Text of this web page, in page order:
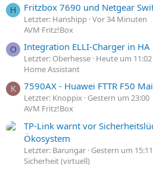
H Fritzbox 7690 und Netgear
Letzter: Hanshipp Vor 34 Minuten
AVM Fritz!Box
O Integration ELLI-Charger in HA
Letzter: Oberhesse Heute um 11:02
Home Assistant
K 7590AX - Huawei FTTR F50
Letzter: Knoppix Gestern um 23:00
AVM Fritz!Box
TP-Link warnt vor
Ökosystem
Letzter: Barungar Gestern um 15:11
Sicherheit (virtuell)